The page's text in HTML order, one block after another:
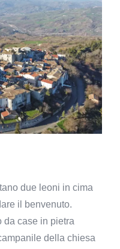
due leoni in cima
il benvenuto.
da case in pietra
della chiesa